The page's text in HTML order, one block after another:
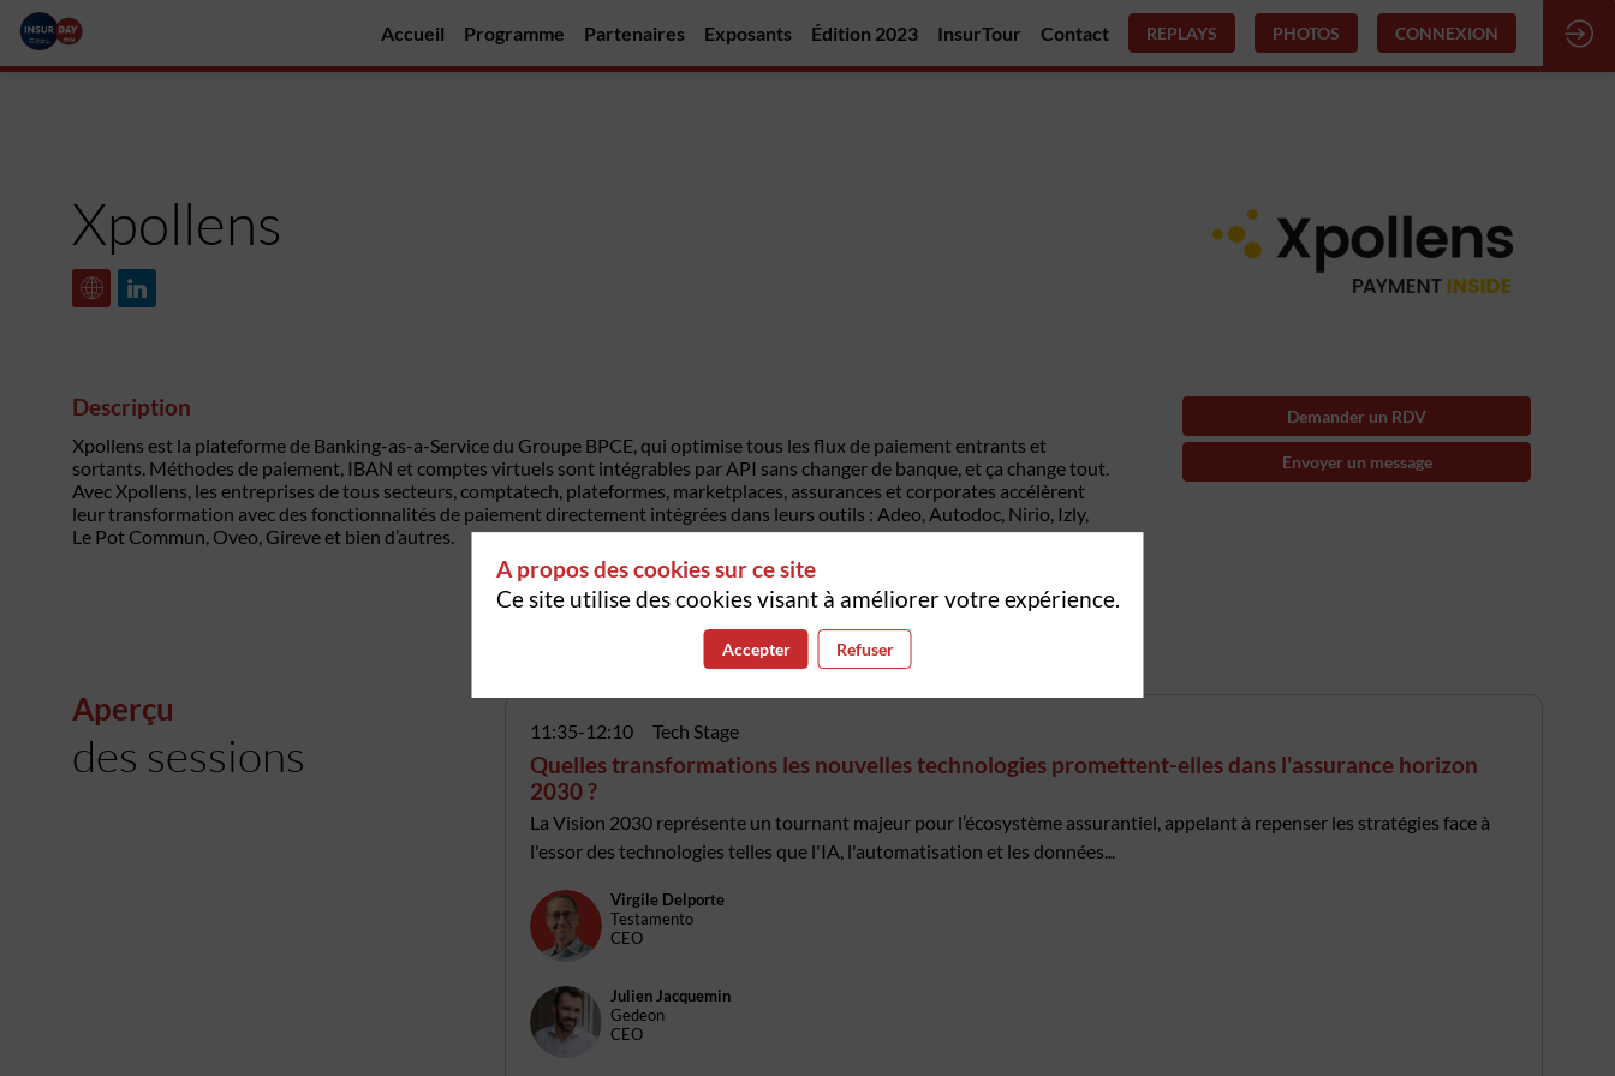
Accueil Programme Partenaires Exposants Édition 2023 InsurTour Contact REPLAYS PHOTOS CONNEXION
Xpollens
Demander un RDV
Envoyer un message
Description
Xpollens est la plateforme de Banking-as-a-Service du Groupe BPCE, qui optimise tous les flux de paiement entrants et
sortants. Méthodes de paiement, IBAN et comptes virtuels sont intégrables par API sans changer de banque, et ça change tout.
Avec Xpollens, les entreprises de tous secteurs, comptatech, plateformes, marketplaces, assurances et corporates accélèrent
leur transformation avec des fonctionnalités de paiement directement intégrées dans leurs outils : Adeo, Autodoc, Nirio, Izly,
Le Pot Commun, Oveo, Gireve et bien d’autres.
Aperçu
des sessions 11:35-12:10 Tech Stage
Quelles transformations les nouvelles technologies promettent-elles dans l'assurance horizon
2030 ?
La Vision 2030 représente un tournant majeur pour l’écosystème assurantiel, appelant à repenser les stratégies face à
l'essor des technologies telles que l'IA, l'automatisation et les données...
VD
Virgile Delporte
Testamento
CEO
JJ
Julien Jacquemin
Gedeon
CEO
A propos des cookies sur ce site
Ce site utilise des cookies visant à améliorer votre expérience.
Accepter Refuser